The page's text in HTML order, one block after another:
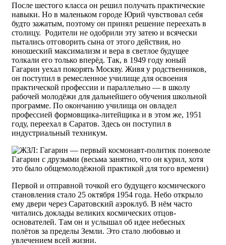
После шестого класса он решил получать практические
навыки. Но в маленьком городе Юрий чувствовал себя
будто зажатым, поэтому он принял решение переехать в
столицу. Родители не одобрили эту затею и всячески
пытались отговорить сына от этого действия, но
юношеский максимализм и вера в светлое будущее
толкали его только вперёд. Так, в 1949 году юный
Гагарин уехал покорять Москву. Живя у родственников,
он поступил в ремесленное училище для освоения
практической профессии и параллельно — в школу
рабочей молодёжи для дальнейшего обучения школьной
программе. По окончанию училища он овладел
профессией формовщика-литейщика и в этом же, 1951
году, переехал в Саратов. Здесь он поступил в
индустриальный техникум.
Гагарин с друзьями (весьма занятно, что он курил, хотя
это было общемолодёжной практикой для того времени)
Первой и отправной точкой его будущего космического
становления стало 25 октября 1954 года. Небо открыло
ему двери через Саратовский аэроклуб. В нём часто
читались доклады великих космических отцов-
основателей. Там он и услышал об идее небесных
полётов за пределы Земли. Это стало любовью и
увлечением всей жизни.